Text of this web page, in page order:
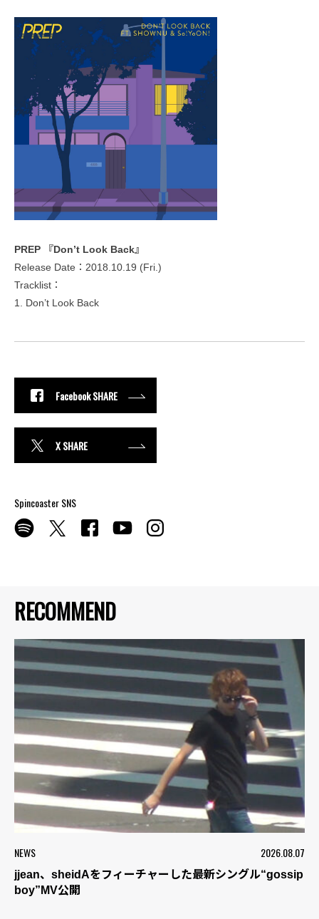
RECOMMEND
NEWS 2026.08.07
jjean、sheidAをフィーチャーした最新シングル“gossip
boy”MV公開
PREP 『Don’t Look Back』
Release Date：2018.10.19 (Fri.)
Tracklist：
1. Don’t Look Back
Facebook SHARE
X SHARE
Spincoaster SNS